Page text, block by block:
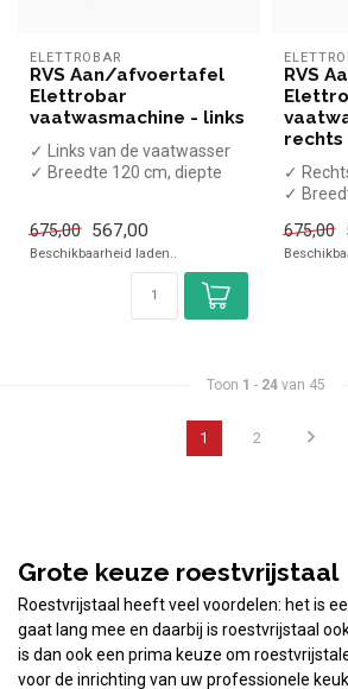
ELETTROBAR
RVS Aan/afvoertafel
Elettrobar
vaatwasmachine - links
✓ Links van de vaatwasser
✓ Breedte 120 cm, diepte
675,00
567,00
Beschikbaarheid laden..
RVS
rechts
✓
✓
675,00
Toon 1 - 24 van 45
1 2
Grote keuze roestvrijstaal
Roestvrijstaal heeft veel voordelen: het is
gaat lang mee en daarbij is roestvrijstaal
is dan ook een prima keuze om
voor de inrichting van uw professionele